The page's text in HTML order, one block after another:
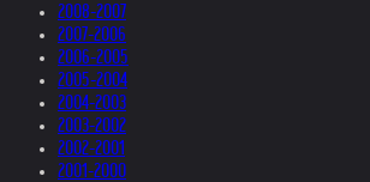
2008-2007
2007-2006
2006-2005
2005-2004
2004-2003
2003-2002
2002-2001
2001-2000